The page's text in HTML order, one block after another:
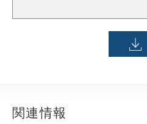
関連情報